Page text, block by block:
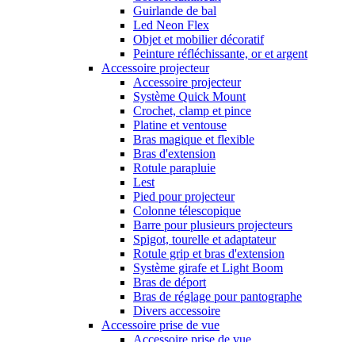
Guirlande de bal
Led Neon Flex
Objet et mobilier décoratif
Peinture réfléchissante, or et argent
Accessoire projecteur
Accessoire projecteur
Système Quick Mount
Crochet, clamp et pince
Platine et ventouse
Bras magique et flexible
Bras d'extension
Rotule parapluie
Lest
Pied pour projecteur
Colonne télescopique
Barre pour plusieurs projecteurs
Spigot, tourelle et adaptateur
Rotule grip et bras d'extension
Système girafe et Light Boom
Bras de déport
Bras de réglage pour pantographe
Divers accessoire
Accessoire prise de vue
Accessoire prise de vue